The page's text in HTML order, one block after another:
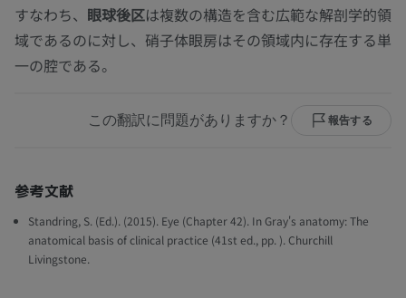
すなわち、 眼球後区は複数の構造を含む広範な解剖学的領
域であるのに対し、硝子体眼房はその領域内に存在する単
一の腔である。
この翻訳に問題がありますか？ 報告する
参考文献
Standring, S. (Ed.). (2015). Eye (Chapter 42). In Gray's anatomy: The
anatomical basis of clinical practice (41st ed., pp. ). Churchill
Livingstone.